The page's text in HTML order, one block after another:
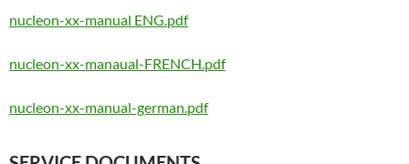
nucleon-xx-manual ENG.pdf
nucleon-xx-manaual-FRENCH.pdf
nucleon-xx-manual-german.pdf